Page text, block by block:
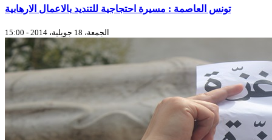
تونس العاصمة : مسيرة احتجاجية للتنديد بالاعمال الارهابية
الجمعة، 18 جويلية، 2014 - 15:00